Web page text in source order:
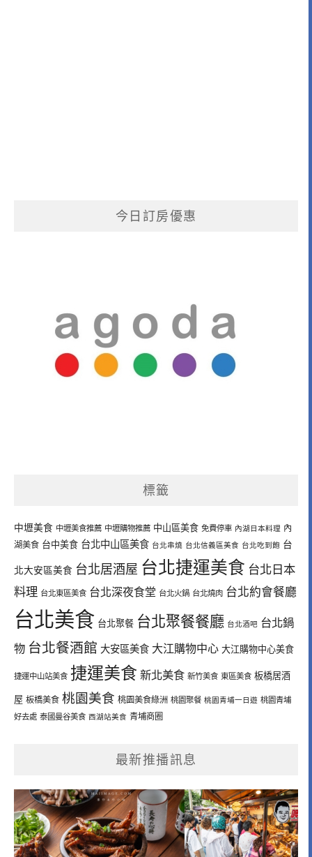
今日訂房優惠
標籤
中壢美食 中壢美食推薦 中壢購物推薦 中山區美食 免費停車 內湖日本料理 內
湖美食 台中美食 台北中山區美食 台北串燒 台北信義區美食 台北吃到飽 台
北大安區美食 台北居酒屋 台北捷運美食 台北日本
料理 台北東區美食 台北深夜食堂 台北火鍋 台北燒肉 台北約會餐廳
台北美食 台北聚餐 台北聚餐餐廳 台北酒吧 台北鍋
物 台北餐酒館 大安區美食 大江購物中心 大江購物中心美食
捷運中山站美食 捷運美食 新北美食 新竹美食 東區美食 板橋居酒
屋 板橋美食 桃園美食 桃園美食綠洲 桃園聚餐 桃園青埔一日遊 桃園青埔
好去處 泰國曼谷美食 西湖站美食 青埔商圈
最新推播訊息